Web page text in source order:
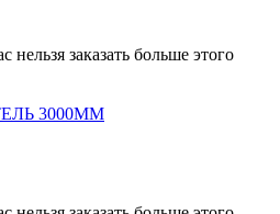
нельзя заказать больше этого
3000ММ